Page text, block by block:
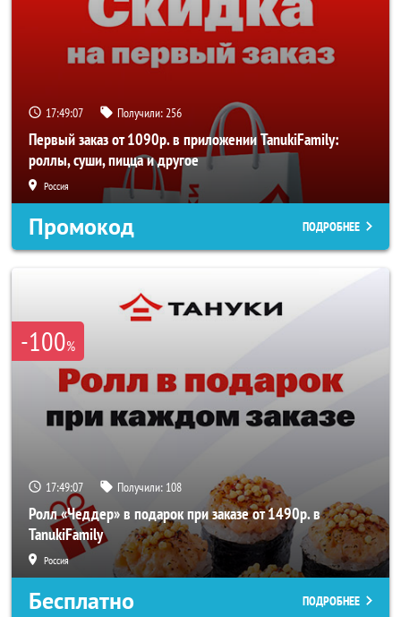
17:49:07 Получили:256
Первый заказ от 1090р. в приложении TanukiFamily:
роллы, суши, пицца и другое
Россия
Промокод ПОДРОБНЕЕ
-100%
17:49:07 Получили: 108
Ролл «Чеддер» в подарок при заказе от 1490р. в
TanukiFamily
Россия
Бесплатно ПОДРОБНЕЕ